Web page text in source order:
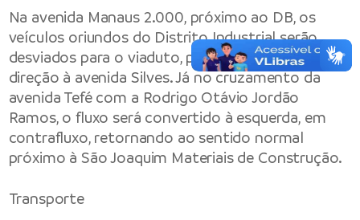
Na avenida Manaus 2.000, próximo ao DB, os
veículos oriundos do Distrito Industrial serão
desviados para o viaduto, podendo seguir em
direção à avenida Silves. Já no cruzamento da
avenida Tefé com a Rodrigo Otávio Jordão
Ramos, o fluxo será convertido à esquerda, em
contrafluxo, retornando ao sentido normal
próximo à São Joaquim Materiais de Construção.
Transporte